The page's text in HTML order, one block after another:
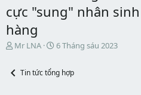
cực "sung" nhân
hàng
T
e
Mr LNA
N
y
6 Tháng sáu 2023
Tin tức tổng hợp